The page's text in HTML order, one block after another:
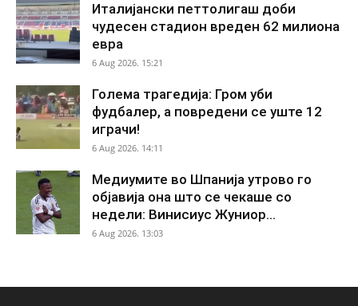
Италијански петтолигаш доби
чудесен стадион вреден 62 милиона
евра
6 Aug 2026. 15:21
Голема трагедија: Гром уби
фудбалер, а повредени се уште 12
играчи!
6 Aug 2026. 14:11
Медиумите во Шпанија утрово го
објавија она што се чекаше со
недели: Винисиус Жуниор...
6 Aug 2026. 13:03